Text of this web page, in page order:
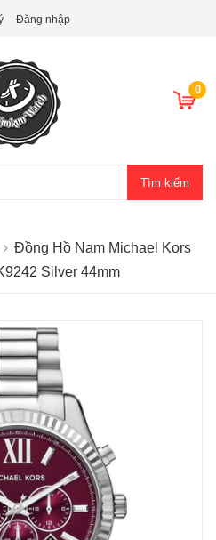
Đăng nhập
0
Tìm kiếm
Đồng Hồ Nam Michael Kors
Silver 44mm